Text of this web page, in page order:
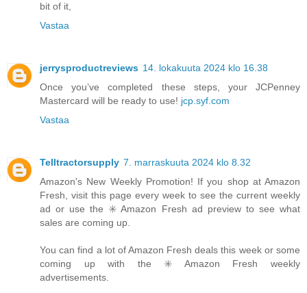
bit of it,
Vastaa
jerrysproductreviews 14. lokakuuta 2024 klo 16.38
Once you’ve completed these steps, your JCPenney
Mastercard will be ready to use! jcp.syf.com
Vastaa
Telltractorsupply 7. marraskuuta 2024 klo 8.32
Amazon's New Weekly Promotion! If you shop at Amazon
Fresh, visit this page every week to see the current weekly
ad or use the ✳️ Amazon Fresh ad preview to see what
sales are coming up.
You can find a lot of Amazon Fresh deals this week or some
coming up with the ✳️ Amazon Fresh weekly
advertisements.